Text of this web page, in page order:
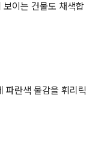
이는 건물도 채색합
파란색 물감을 휘리릭